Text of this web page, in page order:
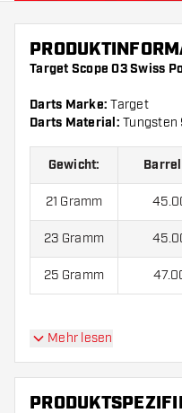
Target Scope 03 Swiss
Darts Marke: Target
Darts Material: Tungsten
Gewicht:
21 Gramm
23 Gramm
25 Gramm
Target Scope 03 Swiss
Mehr lesen